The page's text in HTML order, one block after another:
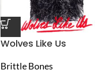
Wolves Like Us
Brittle Bones